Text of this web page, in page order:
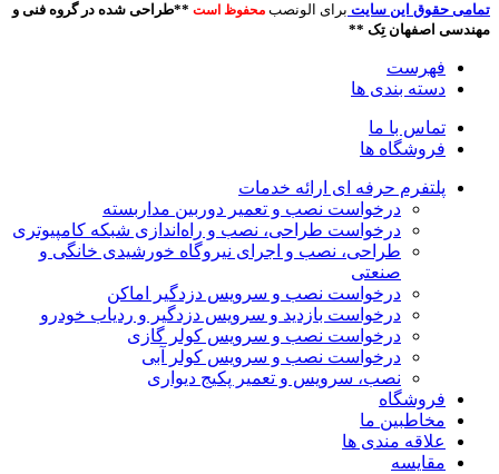
تمامی حقوق این سایت برای الونصب محفوظ است **طراحی شده در گروه فنی و
مهندسی اصفهان تِک **
فهرست
دسته بندی ها
تماس با ما
فروشگاه ها
پلتفرم حرفه ای ارائه خدمات
درخواست نصب و تعمیر دوربین مداربسته
درخواست طراحی، نصب و راه‌اندازی شبکه کامپیوتری
طراحی، نصب و اجرای نیروگاه خورشیدی خانگی و
صنعتی
درخواست نصب و سرویس دزدگیر اماکن
درخواست بازدید و سرویس دزدگیر و ردیاب خودرو
درخواست نصب و سرویس کولر گازی
درخواست نصب و سرویس کولر آبی
نصب، سرویس و تعمیر پکیج دیواری
فروشگاه
مخاطبین ما
علاقه مندی ها
مقایسه